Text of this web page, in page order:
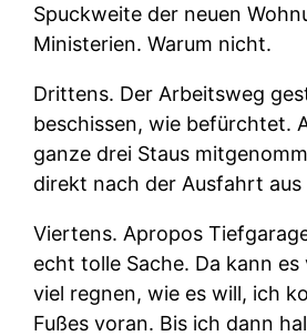
Spuckweite der neuen
Ministerien. Warum nicht.
Drittens. Der Arbeitsweg
beschissen, wie befürchtet.
ganze drei Staus
direkt nach der Ausfahrt
Viertens. Apropos
echt tolle Sache. Da kann es
viel regnen, wie es will, ich
Fußes voran. Bis ich dann